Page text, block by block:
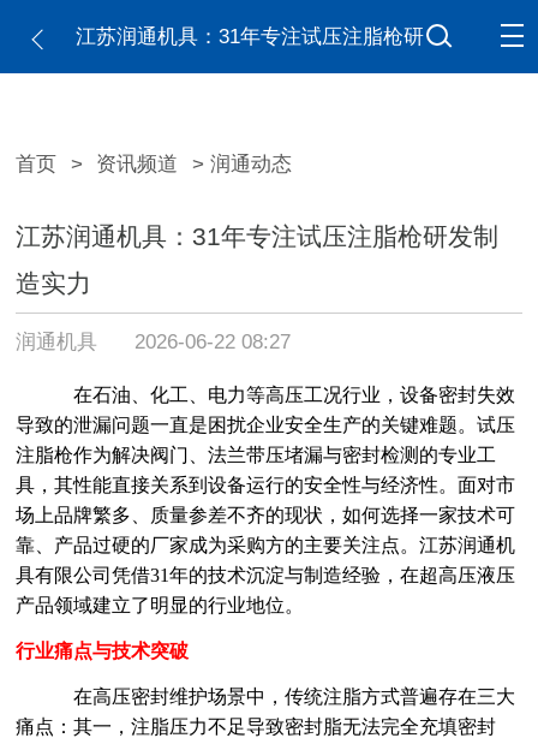
江苏润通机具：31年专注试压注脂枪研
首页 > 资讯频道 > 润通动态
江苏润通机具：31年专注试压注脂枪研发制
造实力
润通机具 2026-06-22 08:27
在石油、化工、电力等高压工况行业，设备密封失效
导致的泄漏问题一直是困扰企业安全生产的关键难题。试压
注脂枪作为解决阀门、法兰带压堵漏与密封检测的专业工
具，其性能直接关系到设备运行的安全性与经济性。面对市
场上品牌繁多、质量参差不齐的现状，如何选择一家技术可
靠、产品过硬的厂家成为采购方的主要关注点。江苏润通机
具有限公司凭借31年的技术沉淀与制造经验，在超高压液压
产品领域建立了明显的行业地位。
行业痛点与技术突破
在高压密封维护场景中，传统注脂方式普遍存在三大
痛点：其一，注脂压力不足导致密封脂无法完全充填密封